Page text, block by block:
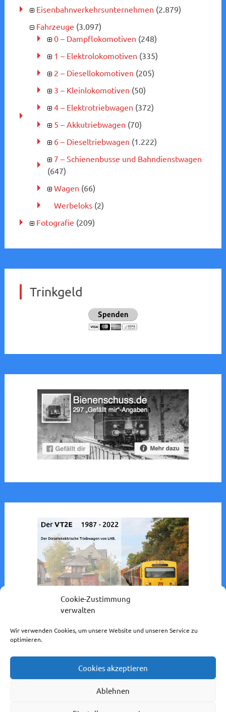
Cookie-Zustimmung
verwalten
Wir verwenden Cookies, um unsere Website und unseren Service zu
optimieren.
Cookies akzeptieren
Ablehnen
Eisenbahnverkehrsunternehmen (2.879)
Fahrzeuge (3.097)
0 – Dampflokomotiven (248)
1 – Elektrolokomotiven (335)
2 – Diesellokomotiven (205)
3 – Kleinlokomotiven (50)
4 – Elektrotriebwagen (372)
5 – Akkutriebwagen (70)
6 – Dieseltriebwagen (1.222)
7 – Schienenbusse und Bahndienstwagen
(647)
Wagen (66)
Werbeloks(2)
Fotografie (209)
Trinkgeld